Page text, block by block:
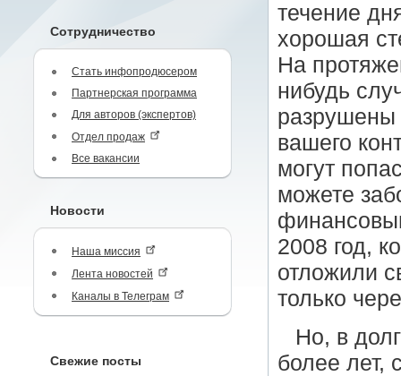
Сотрудничество
Стать инфопродюсером
Партнерская программа
Для авторов (экспертов)
Отдел продаж
Все вакансии
Новости
Наша миссия
Лента новостей
Каналы в Телеграм
Свежие посты
течение
хорошая
На
нибудь
разрушены
вашего
могут
можете
2008 год,
отложили
только
Но, в
более лет,